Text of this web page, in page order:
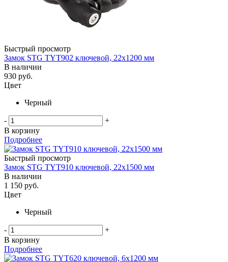
Быстрый просмотр
Замок STG TYT902 ключевой, 22х1200 мм
В наличии
930 руб.
Цвет
Черный
-
+
В корзину
Подробнее
Быстрый просмотр
Замок STG TYT910 ключевой, 22х1500 мм
В наличии
1 150 руб.
Цвет
Черный
-
+
В корзину
Подробнее